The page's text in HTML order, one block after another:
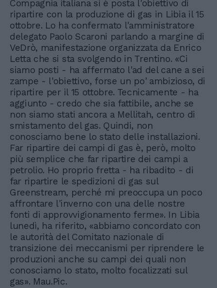
Compagnia italiana si è posta l'obiettivo di
ripartire con la produzione di gas in Libia il 15
ottobre. Lo ha confermato l'amministratore
delegato Paolo Scaroni parlando a margine di
VeDrò, manifestazione organizzata da Enrico
Letta che si sta svolgendo in Trentino. «Ci
siamo posti - ha affermato l'ad del cane a sei
zampe - l'obiettivo, forse un po' ambizioso, di
ripartire per il 15 ottobre. Tecnicamente - ha
aggiunto - credo che sia fattibile, anche se
non siamo stati ancora a Mellitah, centro di
smistamento del gas. Quindi, non
conosciamo bene lo stato delle installazioni.
Far ripartire dei campi di gas è, però, molto
più semplice che far ripartire dei campi a
petrolio. Ho proprio fretta - ha ribadito - di
far ripartire le spedizioni di gas sul
Greenstream, perché mi preoccupa un poco
affrontare l'inverno con una delle nostre
fonti di approvvigionamento ferme». In Libia
lunedì, ha riferito, «abbiamo concordato con
le autorità del Comitato nazionale di
transizione dei meccanismi per riprendere le
produzioni anche su campi dei quali non
conosciamo lo stato, molto focalizzati sul
gas». Mau.Pic.